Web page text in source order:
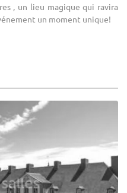
, un lieu magique qui ravira
un moment unique!